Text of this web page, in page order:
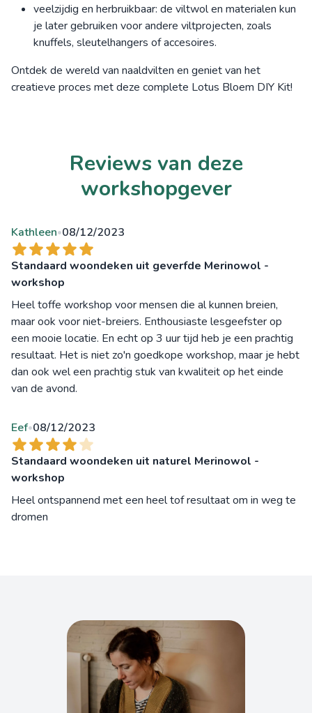
veelzijdig en herbruikbaar: de viltwol en materialen kun
je later gebruiken voor andere viltprojecten, zoals
knuffels, sleutelhangers of accesoires.
Ontdek de wereld van naaldvilten en geniet van het
creatieve proces met deze complete Lotus Bloem DIY Kit!
Reviews van deze
workshopgever
Kathleen•08/12/2023
Standaard woondeken uit geverfde Merinowol -
workshop
Heel toffe workshop voor mensen die al kunnen breien,
maar ook voor niet-breiers. Enthousiaste lesgeefster op
een mooie locatie. En echt op 3 uur tijd heb je een prachtig
resultaat. Het is niet zo'n goedkope workshop, maar je hebt
dan ook wel een prachtig stuk van kwaliteit op het einde
van de avond.
Eef•08/12/2023
Standaard woondeken uit naturel Merinowol -
workshop
Heel ontspannend met een heel tof resultaat om in weg te
dromen